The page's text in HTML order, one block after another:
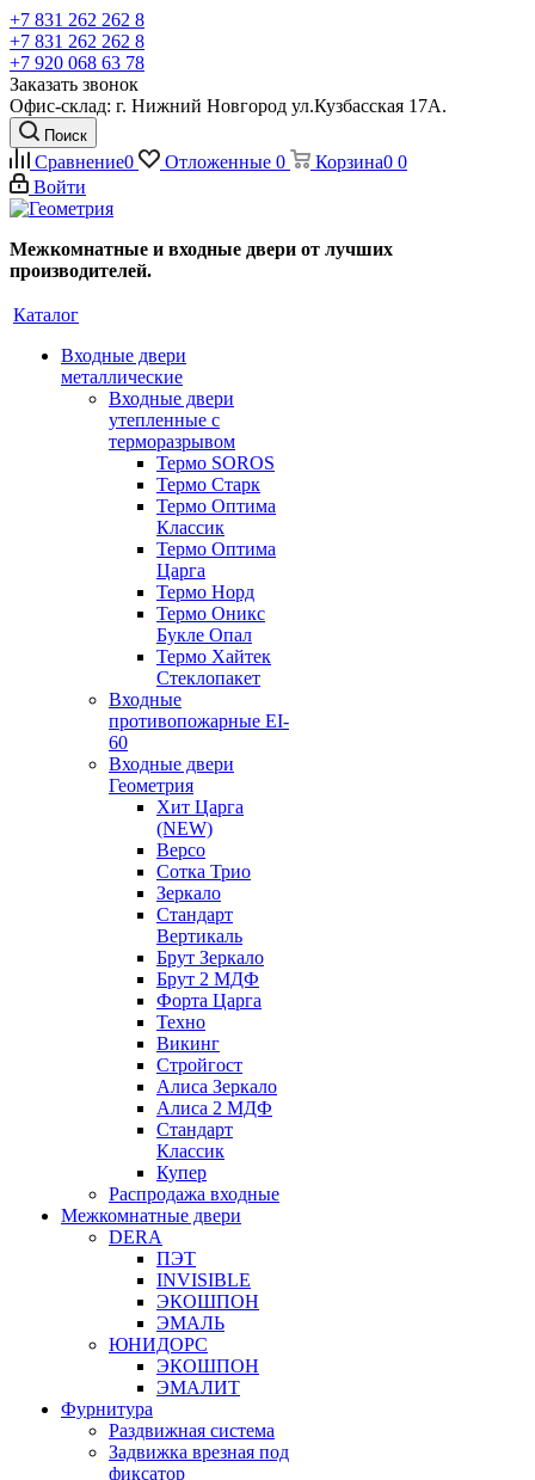
+7 831 262 262 8
+7 831 262 262 8
+7 920 068 63 78
Заказать звонок
Офис-склад: г. Нижний Новгород ул.Кузбасская 17А.
Поиск
Сравнение0 Отложенные 0 Корзина0 0
Войти
Межкомнатные и входные двери от лучших
производителей.
Каталог
Входные двери
металлические
Входные двери
утепленные с
терморазрывом
Термо SOROS
Термо Старк
Термо Оптима
Классик
Термо Оптима
Царга
Термо Норд
Термо Оникс
Букле Опал
Термо Хайтек
Стеклопакет
Входные
противопожарные EI-
60
Входные двери
Геометрия
Хит Царга
(NEW)
Версо
Сотка Трио
Зеркало
Стандарт
Вертикаль
Брут Зеркало
Брут 2 МДФ
Форта Царга
Техно
Викинг
Стройгост
Алиса Зеркало
Алиса 2 МДФ
Стандарт
Классик
Купер
Распродажа входные
Межкомнатные двери
DERA
ПЭТ
INVISIBLE
ЭКОШПОН
ЭМАЛЬ
ЮНИДОРС
ЭКОШПОН
ЭМАЛИТ
Фурнитура
Раздвижная система
Задвижка врезная под
фиксатор